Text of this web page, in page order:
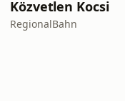
Közvetlen Kocsi
RegionalBahn